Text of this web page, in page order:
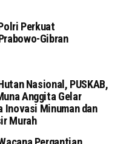
Perkuat
Gibran
Nasional, PUSKAB,
Anggita Gelar
Inovasi Minuman dan
Murah